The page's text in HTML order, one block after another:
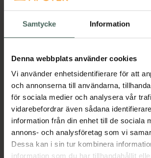
Samtycke Information
Denna webbplats använder cookies
Vi använder enhetsidentifierare för att
och annonserna till användarna,
för sociala medier och analysera vår
vidarebefordrar även sådana
information från din enhet till de sociala
annons- och analysföretag som vi
Dessa kan i sin tur kombinera
information som du har tillhandahållit
Beskrivning
Örhängen i medicinsk plast från
materialet gör att de vackra
smycket framhävs ännu mer. Fria
och andra skadliga ämnen.
Jämförpris 135 kr/st
EAN:07330981150023
Kategorier:
Ögon och öronÖrhängen